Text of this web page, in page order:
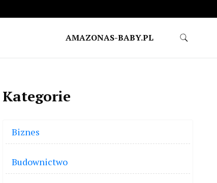
AMAZONAS-BABY.PL
Kategorie
Biznes
Budownictwo